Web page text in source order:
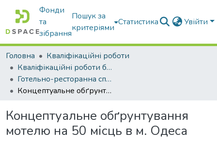
Фонди
та
зібрання
Пошук за
критеріями
Статистика Увійти
Головна
Кваліфікаційні роботи
Кваліфікаційні роботи бакалаврів
Готельно-ресторанна справа
Концептуальне обґрунтування мотелю на 50 місць в м. Одеса
Концептуальне обґрунтування
мотелю на 50 місць в м. Одеса